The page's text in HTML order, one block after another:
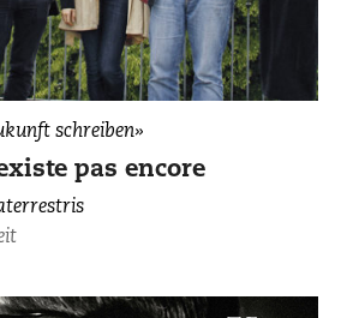
schreiben»
pas encore